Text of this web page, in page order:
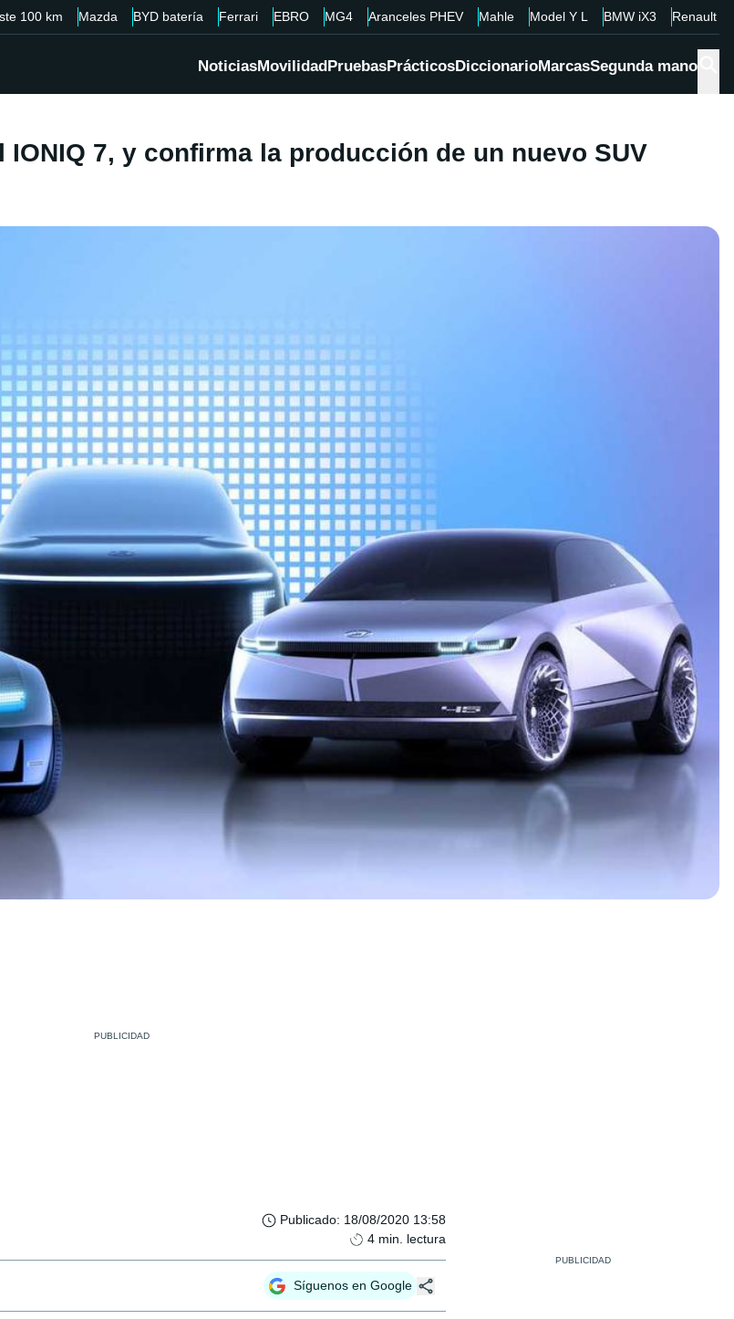
100 km Mazda BYD batería Ferrari EBRO MG4 Aranceles PHEV Mahle Model Y L BMW iX3 Renault
NoticiasMovilidadPruebasPrácticosDiccionarioMarcasSegunda mano
7, y confirma la producción de un nuevo SUV
Publicado: 18/08/2020 13:58
4 min. lectura
Síguenos en Google